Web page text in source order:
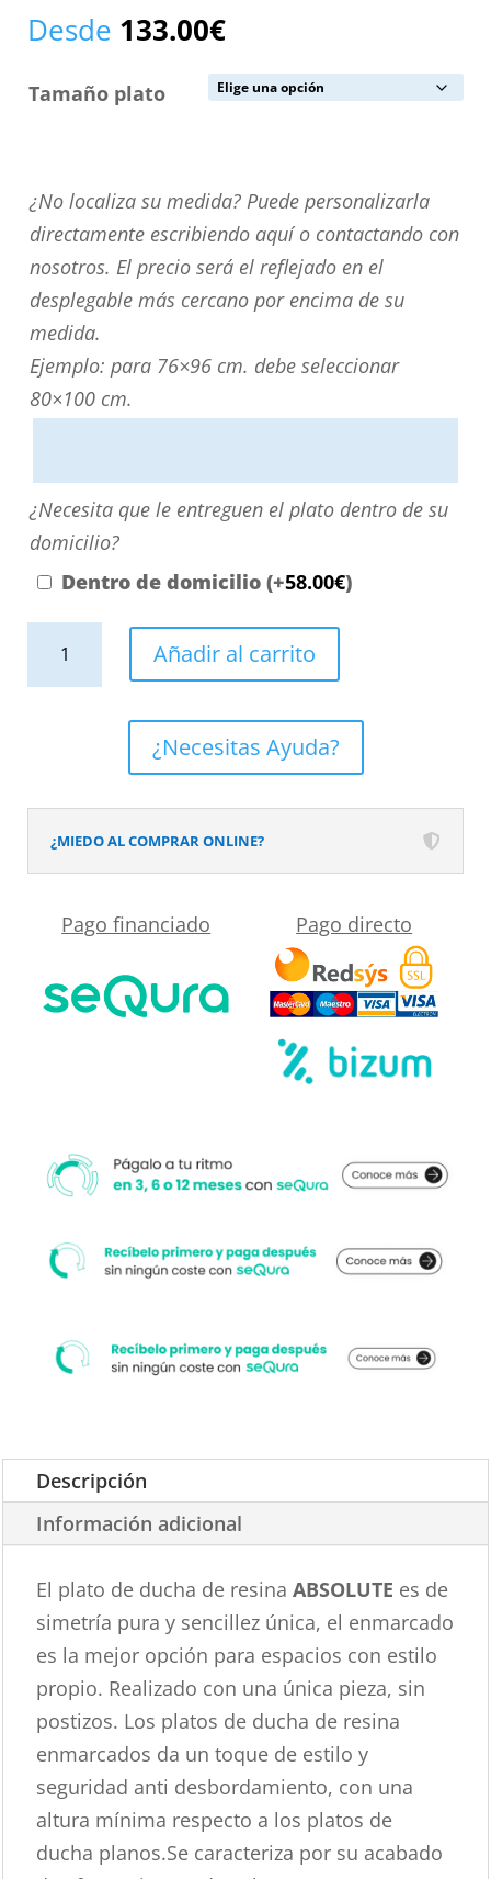
Desde 133.00€
Tamaño plato
¿No
localiza
su
medida?
Puede
personalizarla
directamente
contactando
nosotros.
El
precio
será
cercano
su
¿No localiza su medida? Puede personalizarla
directamente escribiendo aquí o contactando con
nosotros. El precio será el reflejado en el
desplegable más cercano por encima de su
medida.
Ejemplo: para 76×96 cm. debe seleccionar
80×100 cm.
¿Necesita
que
le
domicilio?
¿Necesita que le entreguen el plato dentro de su
domicilio?
Dentro de domicilio (+58.00€)
-
Colores
a
textura
antibacteriano
cantidad
Añadir al carrito
¿Necesitas Ayuda?
¿MIEDO AL COMPRAR ONLINE?
Pago financiado Pago directo
Descripción
Información adicional
El plato de ducha de resinaABSOLUTE es de
simetría pura y sencillez única, el enmarcado
es la mejor opción para espacios con estilo
propio. Realizado con una única pieza, sin
postizos. Los platos de ducha de resina
enmarcados da un toque de estilo y
seguridad anti desbordamiento, con una
altura mínima respecto a los platos de
ducha planos.Se caracteriza por su acabado